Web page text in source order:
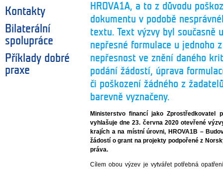
Kontakty
Bilaterální
spolupráce
Příklady dobré
praxe
HROVA1A, a to z důvodu
dokumentu v podobě
textu. Text výzvy byl současně
nepřesné formulace u
nepřesnost ve znění daného
podání žádostí, úprava
či poškození žádného z
barevně vyznačeny.
Ministerstvo financí jako Zprostředkovatel
vyhlašuje dne 23. června 2020 otevřené
krajích a na místní úrovni, HROVA1B –
žádostí o grant na projekty podpořené z
práva.
Cílem obou výzev je vytvářet potřebná